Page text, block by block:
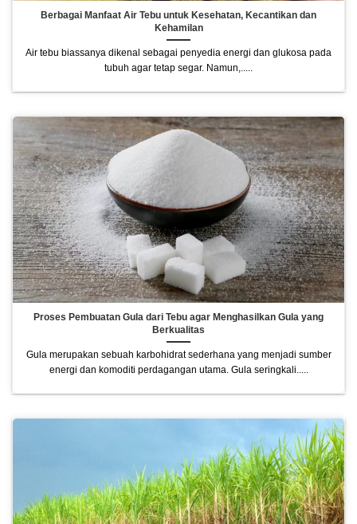
Berbagai Manfaat Air Tebu untuk Kesehatan, Kecantikan dan
Kehamilan
Air tebu biassanya dikenal sebagai penyedia energi dan glukosa pada
tubuh agar tetap segar. Namun,.....
Proses Pembuatan Gula dari Tebu agar Menghasilkan Gula yang
Berkualitas
Gula merupakan sebuah karbohidrat sederhana yang menjadi sumber
energi dan komoditi perdagangan utama. Gula seringkali.....